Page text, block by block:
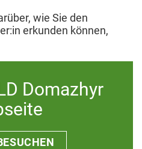
wie Sie den
erkunden können,
Domazhyr